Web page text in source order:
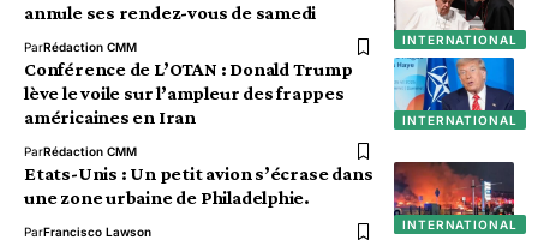
INTERNATIONAL
annule ses rendez-vous de samedi
ParRédaction CMM
INTERNATIONAL
Conférence de L’OTAN : Donald Trump
lève le voile sur l’ampleur des frappes
américaines en Iran
ParRédaction CMM
INTERNATIONAL
Etats-Unis : Un petit avion s’écrase dans
une zone urbaine de Philadelphie.
ParFrancisco Lawson